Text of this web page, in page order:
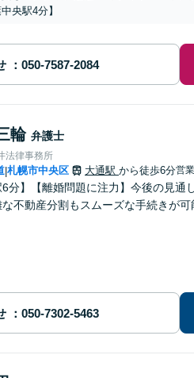
中央駅4分】
輪 弁護士
法律事務所
|札幌市中央区 大通駅 から徒歩6分営
6分】【離婚問題に注力】今後の見
不動産分割もスムーズな手続きが可